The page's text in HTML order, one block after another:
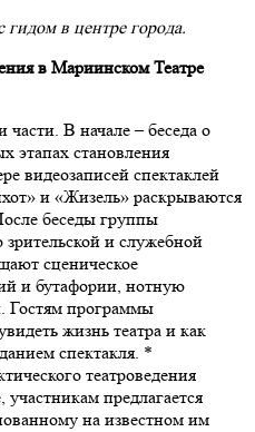
гидом в центре города.
в Мариинском Театре
В начале – беседа о
этапах становления
видеозаписей спектаклей
и «Жизель» раскрываются
беседы группы
и служебной
сценическое
и бутафории, нотную
Гостям программы
жизнь театра и как
спектакля. *
театроведения
участникам предлагается
на известном им